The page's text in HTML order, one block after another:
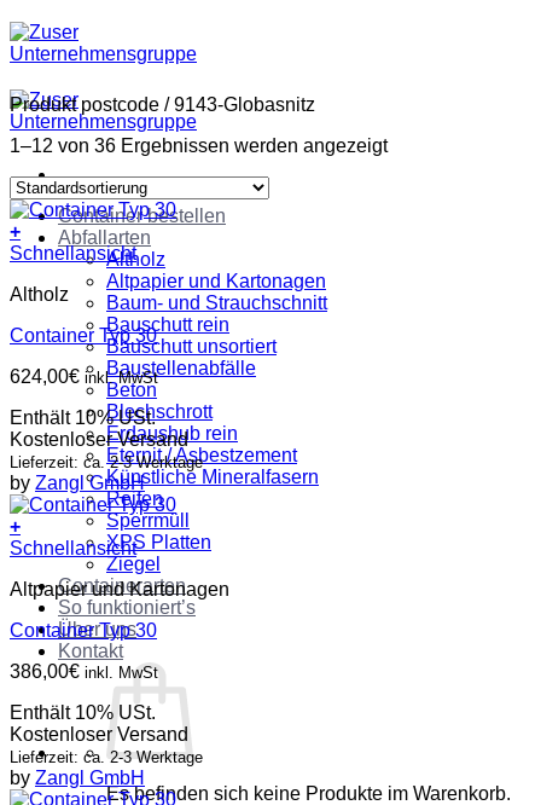
Zum
Inhalt
springen
Container bestellen
Abfallarten
Altholz
Altpapier und Kartonagen
Baum- und Strauchschnitt
Bauschutt rein
Bauschutt unsortiert
Baustellenabfälle
Beton
Blechschrott
Erdaushub rein
Eternit / Asbestzement
Künstliche Mineralfasern
Reifen
Sperrmüll
XPS Platten
Ziegel
Containerarten
So funktioniert’s
Über uns
Kontakt
Es befinden sich keine Produkte im Warenkorb.
Produkt postcode /9143-Globasnitz
1–12 von 36 Ergebnissen werden angezeigt
+
Schnellansicht
Altholz
Container Typ 30
624,00€ inkl. MwSt
Enthält 10% USt.
Kostenloser Versand
Lieferzeit: ca. 2-3 Werktage
by Zangl GmbH
+
Schnellansicht
Altpapier und Kartonagen
Container Typ 30
386,00€ inkl. MwSt
Enthält 10% USt.
Kostenloser Versand
Lieferzeit: ca. 2-3 Werktage
by Zangl GmbH